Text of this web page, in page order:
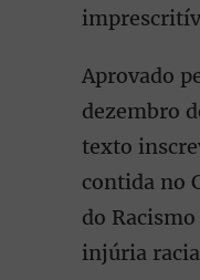
Aprovado
dezembro
texto
contida no
do
injúria